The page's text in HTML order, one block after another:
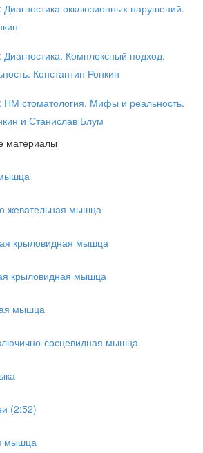
окклюзионных нарушений.
Комплексный подход.
Константин Ронкин
НМ стоматология. Мифы и реальность.
и Станислав Блум
материалы
жевательная мышца
крыловидная мышца
крыловидная мышца
мышца
сосцевидная мышца
(2:52)
мышца